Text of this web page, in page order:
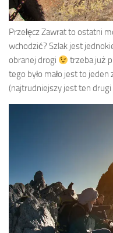
Przełęcz Zawrat to ostatni
wchodzić? Szlak jest
obranej drogi
trzeba już
tego było mało jest to
(najtrudniejszy jest ten drugi